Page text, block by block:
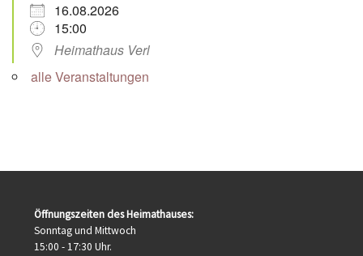
16.08.2026
15:00
Heimathaus Verl
alle Veranstaltungen
Öffnungszeiten des Heimathauses:
Sonntag und Mittwoch
15:00 - 17:30 Uhr.